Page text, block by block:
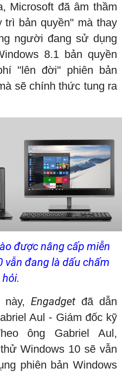
Microsoft đã âm thầm
bản quyền" mà thay
người đang sử dụng
8.1 bản quyền
"lên đời" phiên bản
sẽ chính thức tung ra
được nâng cấp miễn
vẫn đang là dấu chấm
hỏi.
này,Engadget đã dẫn
Aul - Giám đốc kỹ
ông Gabriel Aul,
Windows 10 sẽ vẫn
phiên bản Windows